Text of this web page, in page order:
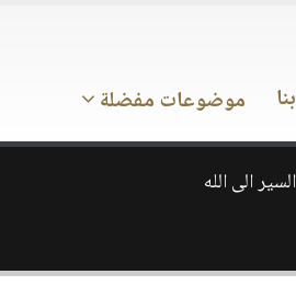
موضوعات مفضلة
الى الله